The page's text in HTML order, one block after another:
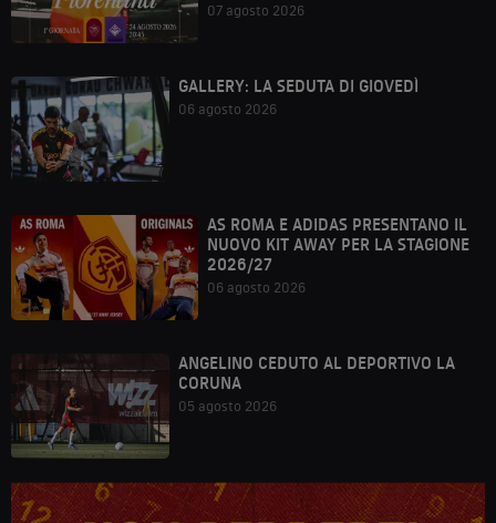
07 agosto 2026
GALLERY: LA SEDUTA DI GIOVEDÌ
06 agosto 2026
AS ROMA E ADIDAS PRESENTANO IL
NUOVO KIT AWAY PER LA STAGIONE
2026/27
06 agosto 2026
ANGELINO CEDUTO AL DEPORTIVO LA
CORUNA
05 agosto 2026